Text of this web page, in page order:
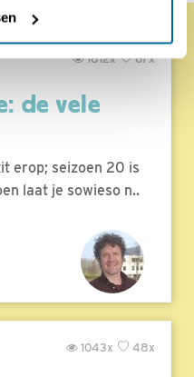
67x
1812x
de vele
erop; seizoen 20 is
laat je sowieso n..
48x
1043x